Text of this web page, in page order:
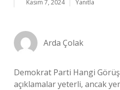
Kasım 7, 2024 Yanıtla
Arda Çolak
Demokrat Parti Hangi
açıklamalar yeterli, ancak